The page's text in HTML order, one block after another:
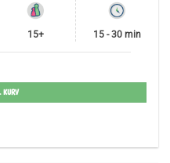
15+ 15 - 30 min